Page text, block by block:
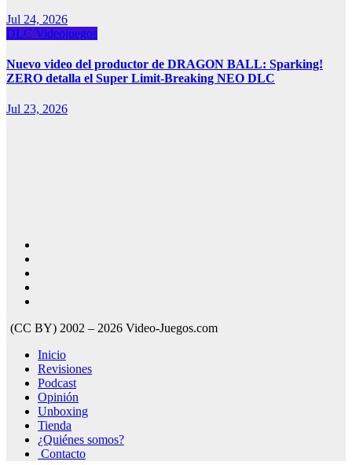
Jul 24, 2026
DLC Videojuegos
Nuevo video del productor de DRAGON BALL: Sparking!
ZERO detalla el Super Limit-Breaking NEO DLC
Jul 23, 2026
(CC BY) 2002 – 2026 Video-Juegos.com
Inicio
Revisiones
Podcast
Opinión
Unboxing
Tienda
¿Quiénes somos?
Contacto